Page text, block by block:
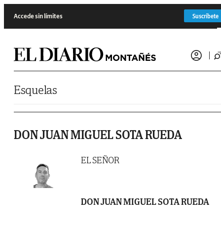
Accede sin límites Suscríbete
Esquelas
DON JUAN MIGUEL SOTA RUEDA
EL SEÑOR
DON JUAN MIGUEL SOTA RUEDA